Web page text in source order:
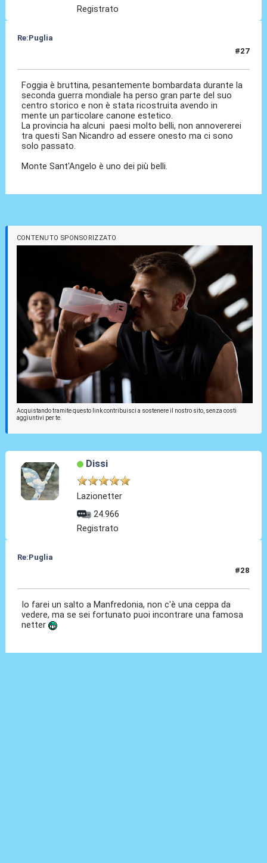
Registrato
Re:Puglia
#27
Foggia è bruttina, pesantemente bombardata durante la
seconda guerra mondiale ha perso gran parte del suo
centro storico e non è stata ricostruita avendo in
mente un particolare canone estetico.
La provincia ha alcuni paesi molto belli, non annovererei
tra questi San Nicandro ad essere onesto ma ci sono
solo passato.
Monte Sant'Angelo è uno dei più belli.
CONTENUTO SPONSORIZZATO
Acquistando tramite questo link contribuisci a sostenere il nostro sito, senza costi
aggiuntivi per te.
Dissi
Lazionetter
24.966
Registrato
Re:Puglia
#28
Io farei un salto a Manfredonia, non c'è una ceppa da
vedere, ma se sei fortunato puoi incontrare una famosa
netter